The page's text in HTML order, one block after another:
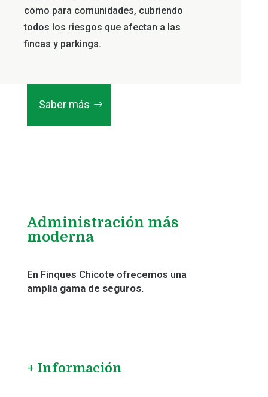
como para comunidades, cubriendo
todos los riesgos que afectan a las
fincas y parkings.
Saber más
Administración más
moderna
En Finques Chicote ofrecemos una
amplia gama de seguros.
+ Información